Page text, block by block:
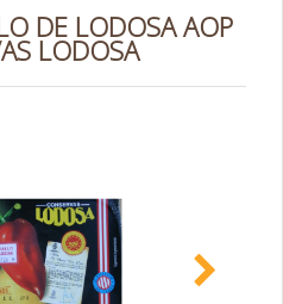
DE LODOSA AOP
LODOSA